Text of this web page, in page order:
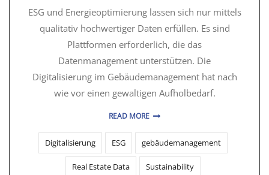
ESG und Energieoptimierung lassen sich nur mittels
qualitativ hochwertiger Daten erfüllen. Es sind
Plattformen erforderlich, die das
Datenmanagement unterstützen. Die
Digitalisierung im Gebäudemanagement hat nach
wie vor einen gewaltigen Aufholbedarf.
READ MORE
Digitalisierung ESG gebäudemanagement
Real Estate Data Sustainability